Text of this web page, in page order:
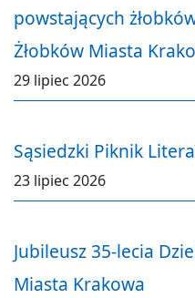
powstających
Żłobków Miasta
29 lipiec 2026
Sąsiedzki Piknik
23 lipiec 2026
Jubileusz 35-lecia
Miasta Krakowa